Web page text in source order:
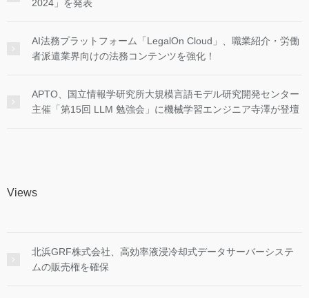
2024」を発表
AI法務プラットフォーム「LegalOn Cloud」、職業紹介・労働
者派遣業界向けの法務コンテンツを強化！
APTO、国立情報学研究所大規模言語モデル研究開発センター
主催「第15回 LLM 勉強会」に機械学習エンジニア寺澤が登壇
Views
北浜GRF株式会社、高効率液浸冷却式データサーバーシステ
ムの販売権を確保